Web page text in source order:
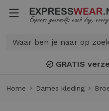
Home Dames kleding